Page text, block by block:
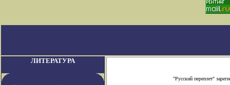
ЛИТЕРАТУРА
"Русский переплет"